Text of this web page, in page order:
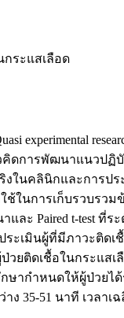
ระแสเลือด
experimental
ดการพัฒนาแนวปฏิบั
ในคลินิกและการป
ใช้ในการเก็บรวบร
ละ Paired t-test ที่
ะเมินผู้ที่มีภาวะติดเ
ติดเชื้อในกระแสเ
ษากำหนดให้ผู้ป่วยไ
35-51 นาที เวลา